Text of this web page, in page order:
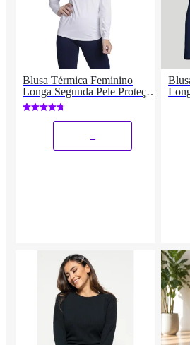
Blusa Térmica Feminino
Longa Segunda Pele Proteção
UV